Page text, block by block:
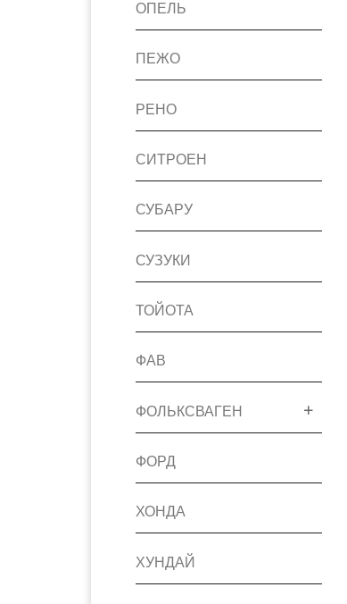
ОПЕЛЬ
ПЕЖО
РЕНО
СИТРОЕН
СУБАРУ
СУЗУКИ
ТОЙОТА
ФАВ
ФОЛЬКСВАГЕН
ФОРД
ХОНДА
ХУНДАЙ